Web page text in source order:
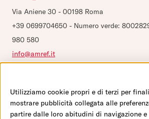
Utilizziamo cookie propri e di terzi per
mostrare pubblicità collegata alle
partire dalle loro abitudini di navigazione
Domande frequenti
Configurazione Cookies
Via Aniene 30 - 00198 Roma
+39 0699704650 - Numero verde:
980 580
info@amref.it
©2026 Amref Health Africa - C.F. 970 56 980 580 - P.IVA
23 001 - IBAN IT19 H01030 03202 000001007932